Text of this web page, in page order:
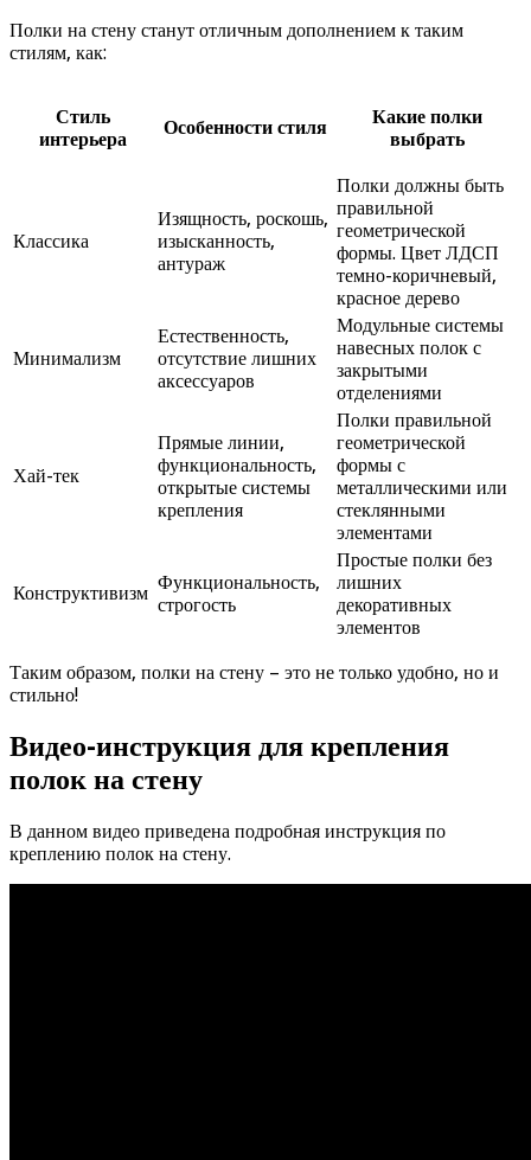
Полки на стену станут отличным дополнением к таким
стилям, как:
Стиль
интерьера
Особенности стиля
Какие полки
выбрать
Классика
Изящность, роскошь,
изысканность,
антураж
Полки должны быть
правильной
геометрической
формы. Цвет ЛДСП
темно-коричневый,
красное дерево
Минимализм
Естественность,
отсутствие лишних
аксессуаров
Модульные системы
навесных полок с
закрытыми
отделениями
Хай-тек
Прямые линии,
функциональность,
открытые системы
крепления
Полки правильной
геометрической
формы с
металлическими или
стеклянными
элементами
Конструктивизм Функциональность,
строгость
Простые полки без
лишних
декоративных
элементов
Таким образом, полки на стену – это не только удобно, но и
стильно!
Видео-инструкция для крепления
полок на стену
В данном видео приведена подробная инструкция по
креплению полок на стену.